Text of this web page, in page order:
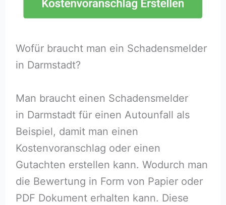
Wofür braucht man ein Schadensmelder
in Darmstadt?
Man braucht einen Schadensmelder
in Darmstadt für einen Autounfall als
Beispiel, damit man einen
Kostenvoranschlag oder einen
Gutachten erstellen kann. Wodurch man
die Bewertung in Form von Papier oder
PDF Dokument erhalten kann. Diese